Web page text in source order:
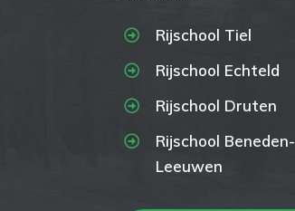
Rijschool Tiel
Rijschool Echteld
Rijschool Druten
Rijschool Beneden-
Leeuwen